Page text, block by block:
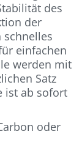
des
der
einfachen
werden mit
Satz
ist ab sofort
oder